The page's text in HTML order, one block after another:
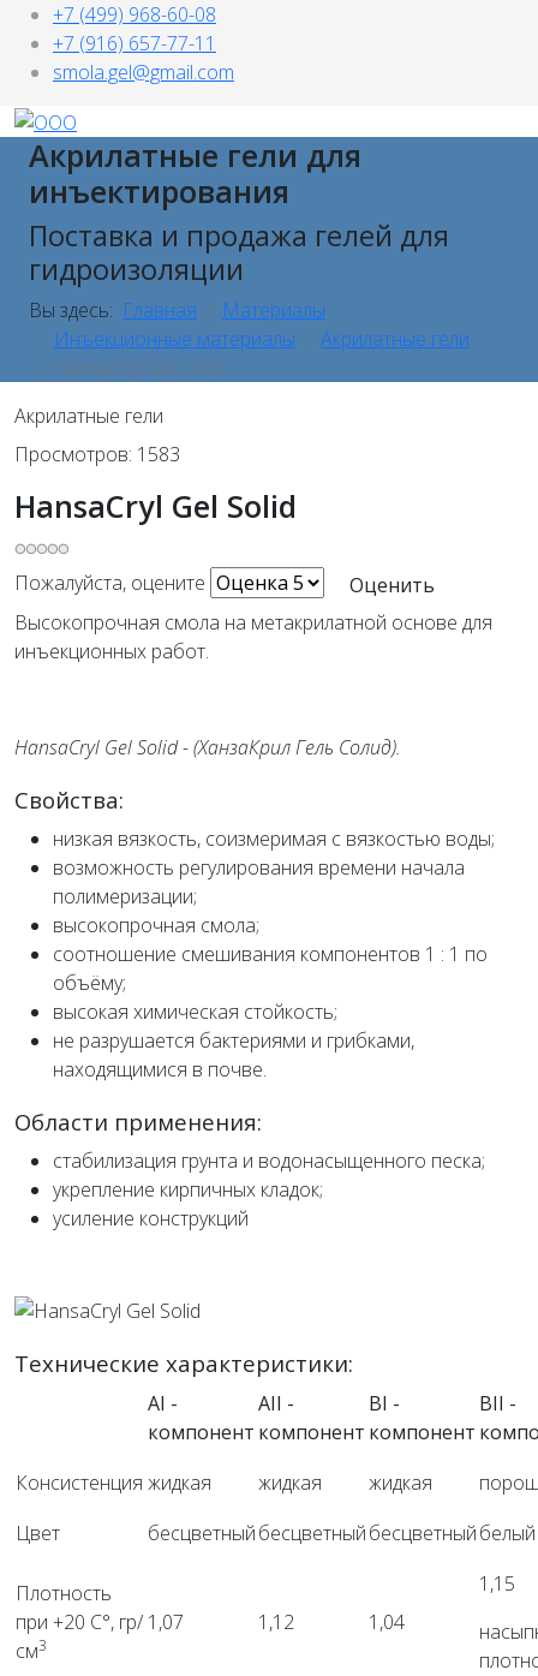
+7 (499) 968-60-08
+7 (916) 657-77-11
smola.gel@gmail.com
Акрилатные гели для
инъектирования
Поставка и продажа гелей для
гидроизоляции
Вы здесь: Главная
Материалы
Инъекционные материалы
Акрилатные гели
HansaCryl Gel Solid
Акрилатные гели
Просмотров: 1583
HansaCryl Gel Solid
Пожалуйста, оцените
Высокопрочная смола на метакрилатной основе для
инъекционных работ.
HansaCryl Gel Solid - (ХанзаКрил Гель Солид).
Свойства:
низкая вязкость, соизмеримая с вязкостью воды;
возможность регулирования времени начала
полимеризации;
высокопрочная смола;
соотношение смешивания компонентов 1 : 1 по
объёму;
высокая химическая стойкость;
не разрушается бактериями и грибками,
находящимися в почве.
Области применения:
стабилизация грунта и водонасыщенного песка;
укрепление кирпичных кладок;
усиление конструкций
Технические характеристики:
AI -
компонент
AII -
компонент
BI -
компонент
BII -
Консистенция жидкая жидкая жидкая
Цвет
бесцветныйбесцветныйбесцветныйбелый
Плотность
при +20 С°, гр/
см3
1,07 1,12 1,04
1,15